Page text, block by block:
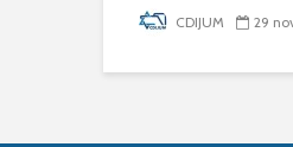
CDIJUM 29